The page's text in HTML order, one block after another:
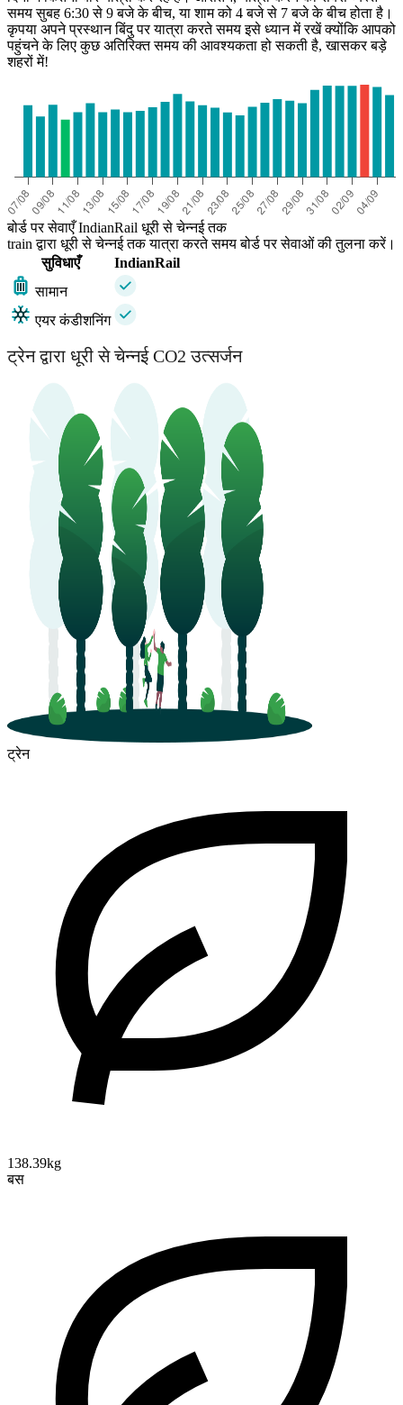
समय सुबह 6:30 से 9 बजे के बीच, या शाम को 4 बजे से 7 बजे के बीच होता है।
कृपया अपने प्रस्थान बिंदु पर यात्रा करते समय इसे ध्यान में रखें क्योंकि आपको
पहुंचने के लिए कुछ अतिरिक्त समय की आवश्यकता हो सकती है, खासकर बड़े
शहरों में!
बोर्ड पर सेवाएँ IndianRail धूरी से चेन्नई तक
train द्वारा धूरी से चेन्नई तक यात्रा करते समय बोर्ड पर सेवाओं की तुलना करें।
सुविधाएँ
IndianRail
सामान
एयर कंडीशनिंग
ट्रेन द्वारा धूरी से चेन्नई CO2 उत्सर्जन
ट्रेन
138.39kg
बस